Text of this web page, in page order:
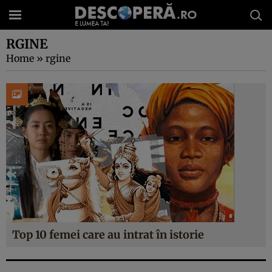
RGINE
Home » rgine
Top 10 femei care au intrat în istorie